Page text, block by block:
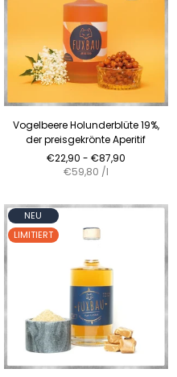
Vogelbeere Holunderblüte 19%,
der preisgekrönte Aperitif
Normaler
Preis
€22,90 - €87,90
€59,80 /l
NEU
LIMITIERT